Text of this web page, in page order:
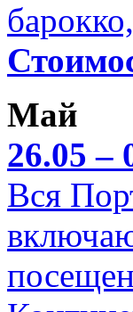
Май
26.05 –
Вся